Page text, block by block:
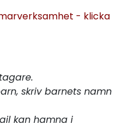
- klicka
skriv barnets namn
kan hamna i